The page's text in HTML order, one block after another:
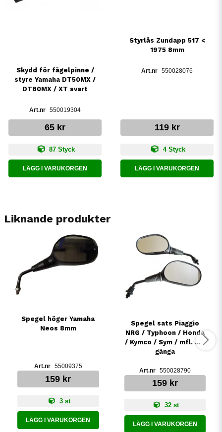
Skydd för fågelpinne /
styre Yamaha DT50MX /
DT80MX / XT svart
550019304
65 kr
87 Styck
LÄGG I VARUKORGEN
Styrlås Zundapp 517 <
1975 8mm
550028076
119 kr
4 Styck
LÄGG I VARUKORGEN
Liknande produkter
Spegel höger Yamaha
Neos 8mm
55009375
159 kr
3 st
LÄGG I VARUKORGEN
Spegel sats Piaggio
NRG / Typhoon / Honda
/ Kymco / Sym / mfl. m8
gänga
550028790
159 kr
32 st
LÄGG I VARUKORGEN